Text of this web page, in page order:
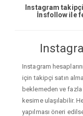
Instagram
İnsfollow ile
Instagram
için takipçi satın
beklemeden ve
kesime ulaşılabilir.
yapılması öneri